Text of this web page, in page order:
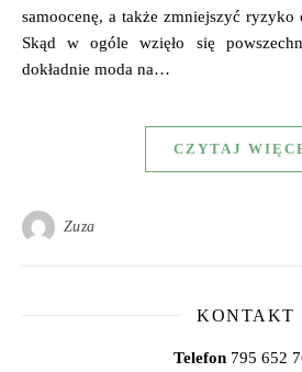
samoocenę, a także zmniejszyć
Skąd w ogóle wzięło się
dokładnie moda na…
CZYTAJ
Zuza
KONTAKT
Telefon 795 652